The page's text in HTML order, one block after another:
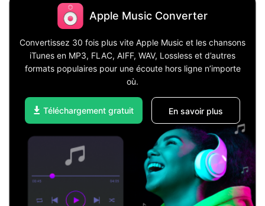
Apple Music Converter
Convertissez 30 fois plus vite Apple Music et les chansons
iTunes en MP3, FLAC, AIFF, WAV, Lossless et d’autres
formats populaires pour une écoute hors ligne n’importe
où.
Téléchargement gratuit En savoir plus